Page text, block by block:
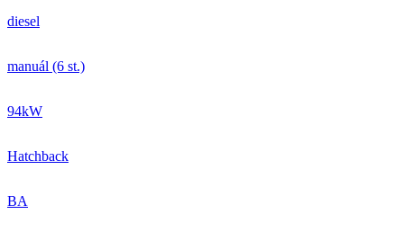
diesel
manuál (6 st.)
94kW
Hatchback
BA